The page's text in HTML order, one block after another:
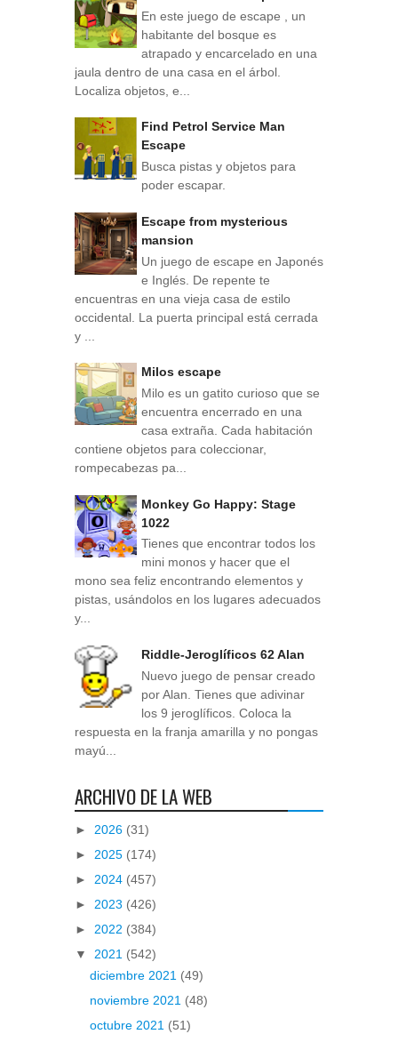
En este juego de escape , un
habitante del bosque es
atrapado y encarcelado en una
jaula dentro de una casa en el árbol.
Localiza objetos, e...
Find Petrol Service Man
Escape
Busca pistas y objetos para
poder escapar.
Escape from mysterious
mansion
Un juego de escape en Japonés
e Inglés. De repente te
encuentras en una vieja casa de estilo
occidental. La puerta principal está cerrada
y ...
Milos escape
Milo es un gatito curioso que se
encuentra encerrado en una
casa extraña. Cada habitación
contiene objetos para coleccionar,
rompecabezas pa...
Monkey Go Happy: Stage
1022
Tienes que encontrar todos los
mini monos y hacer que el
mono sea feliz encontrando elementos y
pistas, usándolos en los lugares adecuados
y...
Riddle-Jeroglíficos 62 Alan
Nuevo juego de pensar creado
por Alan. Tienes que adivinar
los 9 jeroglíficos. Coloca la
respuesta en la franja amarilla y no pongas
mayú...
ARCHIVO DE LA WEB
► 2026 (31)
► 2025 (174)
► 2024 (457)
► 2023 (426)
► 2022 (384)
▼ 2021 (542)
diciembre 2021 (49)
noviembre 2021 (48)
octubre 2021 (51)